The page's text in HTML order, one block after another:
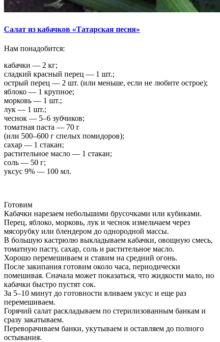
Салат из кабачков «Татарская песня»
Нам понадобится:
кабачки — 2 кг;
сладкий красный перец — 1 шт.;
острый перец — 2 шт. (или меньше, если не любите острое);
яблоко — 1 крупное;
морковь — 1 шт.;
лук — 1 шт.;
чеснок — 5–6 зубчиков;
томатная паста — 70 г
(или 500–600 г спелых помидоров);
сахар — 1 стакан;
растительное масло — 1 стакан;
соль — 50 г;
уксус 9% — 100 мл.
Готовим
Кабачки нарезаем небольшими брусочками или кубиками.
Перец, яблоко, морковь, лук и чеснок измельчаем через
мясорубку или блендером до однородной массы.
В большую кастрюлю выкладываем кабачки, овощную смесь,
томатную пасту, сахар, соль и растительное масло.
Хорошо перемешиваем и ставим на средний огонь.
После закипания готовим около часа, периодически
помешивая. Сначала может показаться, что жидкости мало, но
кабачки быстро пустят сок.
За 5–10 минут до готовности вливаем уксус и еще раз
перемешиваем.
Горячий салат раскладываем по стерилизованным банкам и
сразу закатываем.
Переворачиваем банки, укутываем и оставляем до полного
остывания.